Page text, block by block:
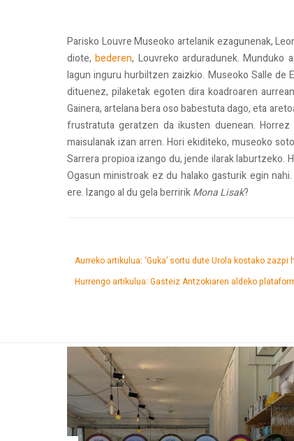
Parisko Louvre Museoko artelanik ezagunenak,
diote,bederen, Louvreko arduradunek. Munduko
lagun inguru hurbiltzen zaizkio. Museoko Salle de
dituenez, pilaketak egoten dira koadroaren
Gainera, artelana bera oso babestuta dago, eta
frustratuta geratzen da ikusten duenean.
maisulanak izan arren. Hori ekiditeko, museoko
Sarrera propioa izango du, jende ilarak laburtzeko.
Ogasun ministroak ez du halako gasturik egin
ere. Izango al du gela berririkMona Lisak?
Aurreko artikulua: ‘Guka’ sortu dute Urola kostako zazpi
Hurrengo artikulua: Gasteiz Antzokiaren aldeko